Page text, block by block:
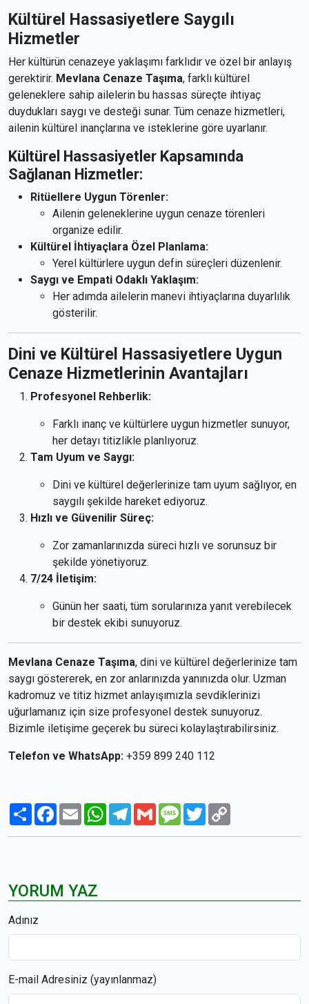
Kültürel Hassasiyetlere Saygılı
Hizmetler
Her kültürün cenazeye yaklaşımı farklıdır ve özel bir anlayış
gerektirir. Mevlana Cenaze Taşıma, farklı kültürel
geleneklere sahip ailelerin bu hassas süreçte ihtiyaç
duydukları saygı ve desteği sunar. Tüm cenaze hizmetleri,
ailenin kültürel inançlarına ve isteklerine göre uyarlanır.
Kültürel Hassasiyetler Kapsamında
Sağlanan Hizmetler:
Ritüellere Uygun Törenler:
Ailenin geleneklerine uygun cenaze törenleri
organize edilir.
Kültürel İhtiyaçlara Özel Planlama:
Yerel kültürlere uygun defin süreçleri düzenlenir.
Saygı ve Empati Odaklı Yaklaşım:
Her adımda ailelerin manevi ihtiyaçlarına duyarlılık
gösterilir.
Dini ve Kültürel Hassasiyetlere Uygun
Cenaze Hizmetlerinin Avantajları
Profesyonel Rehberlik:
Farklı inanç ve kültürlere uygun hizmetler sunuyor,
her detayı titizlikle planlıyoruz.
Tam Uyum ve Saygı:
Dini ve kültürel değerlerinize tam uyum sağlıyor, en
saygılı şekilde hareket ediyoruz.
Hızlı ve Güvenilir Süreç:
Zor zamanlarınızda süreci hızlı ve sorunsuz bir
şekilde yönetiyoruz.
7/24 İletişim:
Günün her saati, tüm sorularınıza yanıt verebilecek
bir destek ekibi sunuyoruz.
Mevlana Cenaze Taşıma, dini ve kültürel değerlerinize tam
saygı göstererek, en zor anlarınızda yanınızda olur. Uzman
kadromuz ve titiz hizmet anlayışımızla sevdiklerinizi
uğurlamanız için size profesyonel destek sunuyoruz.
Bizimle iletişime geçerek bu süreci kolaylaştırabilirsiniz.
Telefon ve WhatsApp: +359 899 240 112
PaylaşFacebook
Email WhatsAppTelegram
Gmail Message
Twitter
YORUM YAZ
Adınız
E-mail Adresiniz (yayınlanmaz)